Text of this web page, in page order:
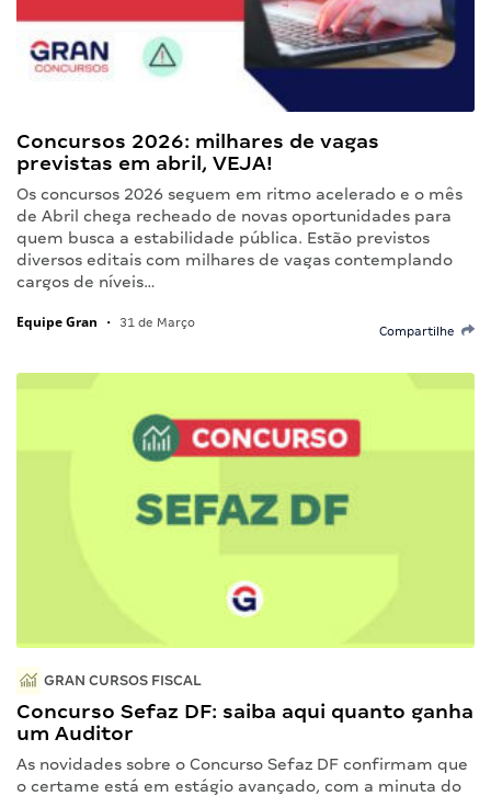
Concursos 2026: milhares de vagas
previstas em abril, VEJA!
Os concursos 2026 seguem em ritmo acelerado e o mês
de Abril chega recheado de novas oportunidades para
quem busca a estabilidade pública. Estão previstos
diversos editais com milhares de vagas contemplando
cargos de níveis…
Equipe Gran • 31 de Março
Compartilhe
GRAN CURSOS FISCAL
Concurso Sefaz DF: saiba aqui quanto ganha
um Auditor
As novidades sobre o Concurso Sefaz DF confirmam que
o certame está em estágio avançado, com a minuta do